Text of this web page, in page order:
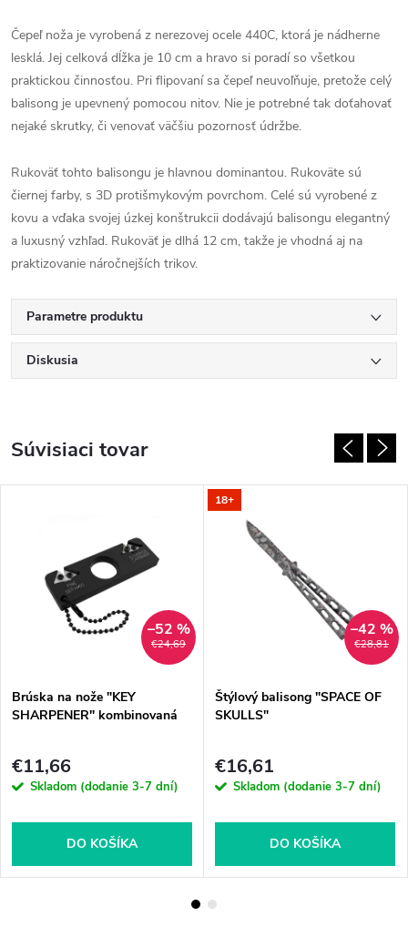
Čepeľ noža je vyrobená z nerezovej ocele 440C, ktorá je nádherne
lesklá. Jej celková dĺžka je 10 cm a hravo si poradí so všetkou
praktickou činnosťou. Pri flipovaní sa čepeľ neuvoľňuje, pretože celý
balisong je upevnený pomocou nitov. Nie je potrebné tak doťahovať
nejaké skrutky, či venovať väčšiu pozornosť údržbe.
Rukoväť tohto balisongu je hlavnou dominantou. Rukoväte sú
čiernej farby, s 3D protišmykovým povrchom. Celé sú vyrobené z
kovu a vďaka svojej úzkej konštrukcii dodávajú balisongu elegantný
a luxusný vzhľad. Rukoväť je dlhá 12 cm, takže je vhodná aj na
praktizovanie náročnejších trikov.
Parametre produktu
Diskusia
Súvisiaci tovar
€24,69
–52 %
Brúska na nože "KEY
SHARPENER" kombinovaná
€11,66
Skladom (dodanie 3-7 dní)
DO KOŠÍKA
18+
€28,81
–42 %
Štýlový balisong "SPACE OF
SKULLS"
€16,61
Skladom (dodanie 3-7 dní)
DO KOŠÍKA